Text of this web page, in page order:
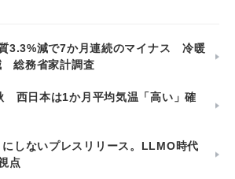
3.3%減で7か月連続のマイナス 冷暖
総務省家計調査
西日本は1か月平均気温「高い」確
にしないプレスリリース。LLMO時代
点